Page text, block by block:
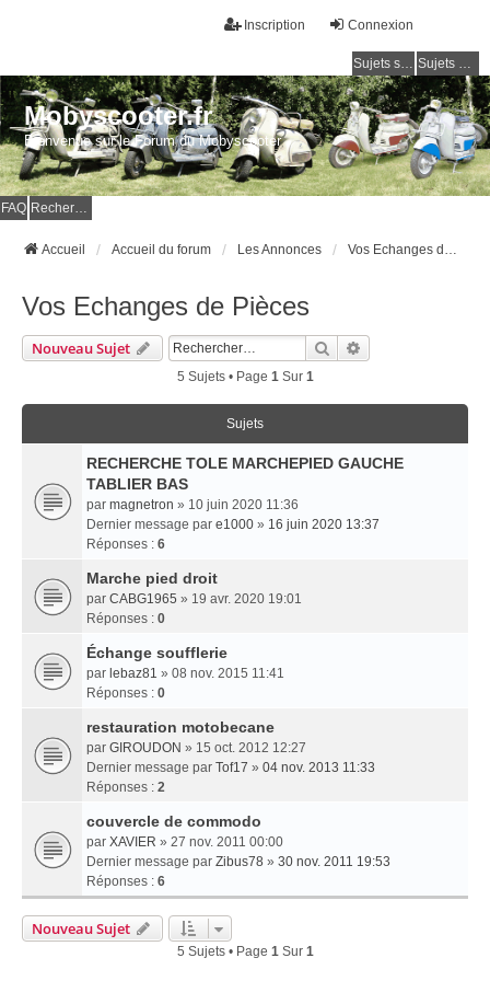
Connexion
Inscription
Sujets sans réponse Sujets actifs
Mobyscooter.fr
Bienvenue sur le Forum du Mobyscooter
FAQ Rechercher
Accueil Accueil du forum Les Annonces Vos Echanges de Pièces
Vos Echanges de Pièces
Nouveau Sujet Rechercher
5 Sujets • Page 1Sur 1
Sujets
RECHERCHE TOLE MARCHEPIED GAUCHE
TABLIER BAS
par magnetron » 10 juin 2020 11:36
Dernier message par e1000 » 16 juin 2020 13:37
Réponses : 6
Marche pied droit
par CABG1965 » 19 avr. 2020 19:01
Réponses : 0
Échange soufflerie
par lebaz81 » 08 nov. 2015 11:41
Réponses : 0
restauration motobecane
par GIROUDON » 15 oct. 2012 12:27
Dernier message par Tof17 » 04 nov. 2013 11:33
Réponses : 2
couvercle de commodo
par XAVIER » 27 nov. 2011 00:00
Dernier message par Zibus78 » 30 nov. 2011 19:53
Réponses : 6
Nouveau Sujet
5 Sujets • Page 1Sur 1